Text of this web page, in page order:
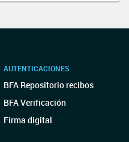
AUTENTICACIONES
BFA Repositorio recibos
BFA Verificación
Firma digital